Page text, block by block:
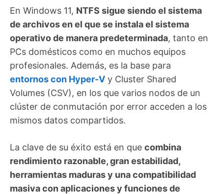
En Windows 11, NTFS sigue siendo el sistema
de archivos en el que se instala el sistema
operativo de manera predeterminada, tanto en
PCs domésticos como en muchos equipos
profesionales. Además, es la base para
entornos con Hyper-V y Cluster Shared
Volumes (CSV), en los que varios nodos de un
clúster de conmutación por error acceden a los
mismos datos compartidos.
La clave de su éxito está en que combina
rendimiento razonable, gran estabilidad,
herramientas maduras y una compatibilidad
masiva con aplicaciones y funciones de